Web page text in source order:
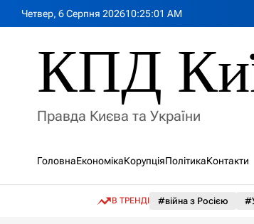
Четвер, 6 Серпня 202610:25:03 AM
КПД
Правда Києва та України
ГоловнаЕкономікаКорупціяПолітикаКонтакти
В ТРЕНДІ #війна з Росією